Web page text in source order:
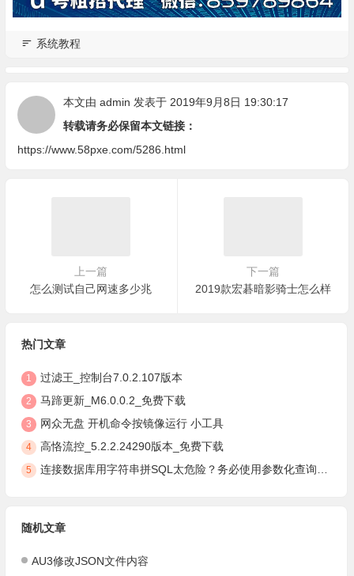
系统教程
本文由 admin 发表于 2019年9月8日 19:30:17
转载请务必保留本文链接：
https://www.58pxe.com/5286.html
上一篇
怎么测试自己网速多少兆
下一篇
2019款宏碁暗影骑士怎么样
热门文章
1 过滤王_控制台7.0.2.107版本
2 马蹄更新_M6.0.0.2_免费下载
3 网众无盘 开机命令按镜像运行 小工具
4 高恪流控_5.2.2.24290版本_免费下载
5 连接数据库用字符串拼SQL太危险？务必使用参数化查询，安全防注入
随机文章
AU3修改JSON文件内容